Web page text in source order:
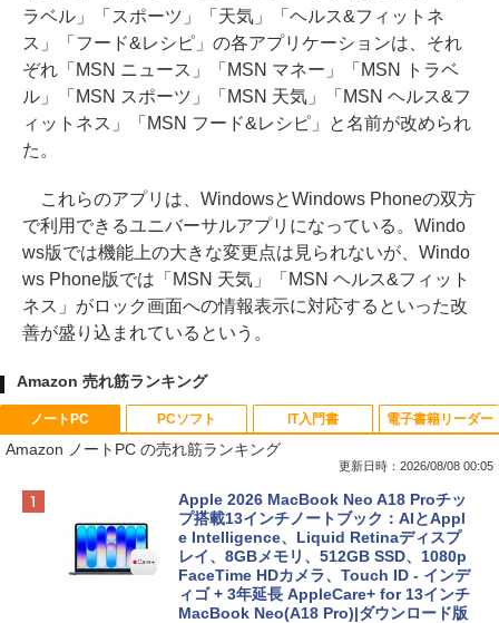
ラベル」「スポーツ」「天気」「ヘルス&フィットネ
ス」「フード&レシピ」の各アプリケーションは、それ
ぞれ「MSN ニュース」「MSN マネー」「MSN トラベ
ル」「MSN スポーツ」「MSN 天気」「MSN ヘルス&フ
ィットネス」「MSN フード&レシピ」と名前が改められ
た。
これらのアプリは、WindowsとWindows Phoneの双方
で利用できるユニバーサルアプリになっている。Windo
ws版では機能上の大きな変更点は見られないが、Windo
ws Phone版では「MSN 天気」「MSN ヘルス&フィット
ネス」がロック画面への情報表示に対応するといった改
善が盛り込まれているという。
Amazon 売れ筋ランキング
ノートPC
Amazon ノートPC の売れ筋ランキング
更新日時：2026/08/08 00:05
Apple 2026 MacBook Neo A18 Proチッ
プ搭載13インチノートブック：AIとAppl
e Intelligence、Liquid Retinaディスプ
レイ、8GBメモリ、512GB SSD、1080p
FaceTime HDカメラ、Touch ID - インデ
ィゴ + 3年延長 AppleCare+ for 13インチ
MacBook Neo(A18 Pro)|ダウンロード版
PCソフト IT入門書 電子書籍リーダー